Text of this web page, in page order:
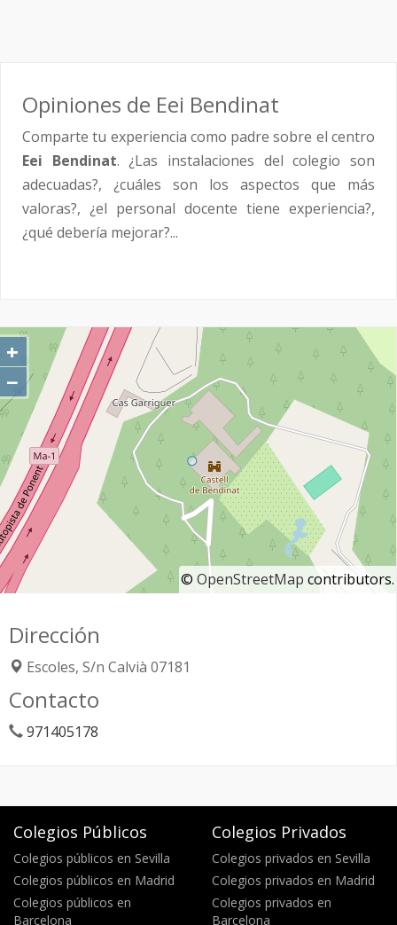
Opiniones de Eei Bendinat
Comparte tu experiencia como padre sobre el centro
Eei Bendinat. ¿Las instalaciones del colegio son
adecuadas?, ¿cuáles son los aspectos que más
valoras?, ¿el personal docente tiene experiencia?,
¿qué debería mejorar?...
+
−
© OpenStreetMap contributors.
Dirección
Escoles, S/n Calvià 07181
Contacto
971405178
Colegios Públicos
Colegios públicos en Sevilla
Colegios públicos en Madrid
Colegios públicos en
Barcelona
Colegios Privados
Colegios privados en Sevilla
Colegios privados en Madrid
Colegios privados en
Barcelona